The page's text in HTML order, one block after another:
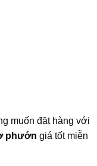
muốn đặt hàng với
phướn giá tốt miễn